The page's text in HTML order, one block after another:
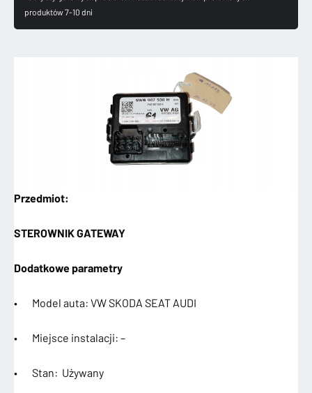
produktów 7-10 dni
Przedmiot:
STEROWNIK GATEWAY
Dodatkowe parametry
• Model auta: VW SKODA SEAT AUDI
• Miejsce instalacji: –
• Stan: Używany